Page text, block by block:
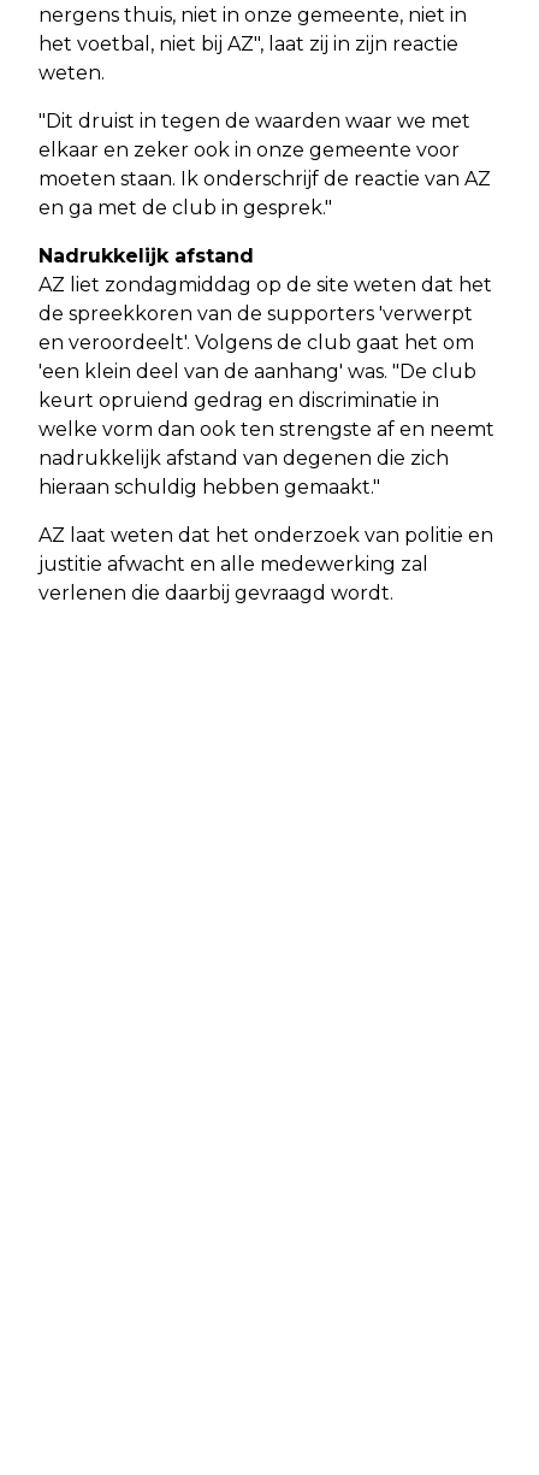
nergens thuis, niet in onze gemeente, niet in
het voetbal, niet bij AZ", laat zij in zijn reactie
weten.
"Dit druist in tegen de waarden waar we met
elkaar en zeker ook in onze gemeente voor
moeten staan. Ik onderschrijf de reactie van AZ
en ga met de club in gesprek."
Nadrukkelijk afstand
AZ liet zondagmiddag op de site weten dat het
de spreekkoren van de supporters 'verwerpt
en veroordeelt'. Volgens de club gaat het om
'een klein deel van de aanhang' was. "De club
keurt opruiend gedrag en discriminatie in
welke vorm dan ook ten strengste af en neemt
nadrukkelijk afstand van degenen die zich
hieraan schuldig hebben gemaakt."
AZ laat weten dat het onderzoek van politie en
justitie afwacht en alle medewerking zal
verlenen die daarbij gevraagd wordt.